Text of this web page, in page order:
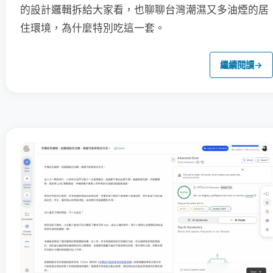
的設計邏輯拆給大家看，也聊聊台灣潮濕又多油煙的居
住環境，為什麼特別吃這一套。
繼續閱讀→